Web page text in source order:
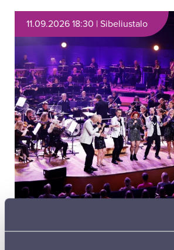
11.09.2026 18:30 | Sibeliustalo
SINFONIA LAHTI X